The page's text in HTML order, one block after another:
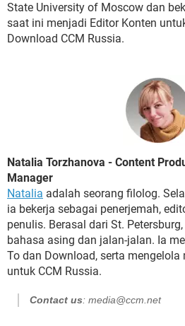
State University of Moscow dan
saat ini menjadi Editor Konten
Download CCM Russia.
Natalia Torzhanova - Content
Manager
Natalia adalah seorang filolog.
ia bekerja sebagai penerjemah,
penulis. Berasal dari St.
bahasa asing dan jalan-jalan. Ia
To dan Download, serta
untuk CCM Russia.
Contact us: media@ccm.net